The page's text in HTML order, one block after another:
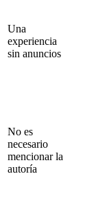
Una
experiencia
sin anuncios
No es
necesario
mencionar la
autoría